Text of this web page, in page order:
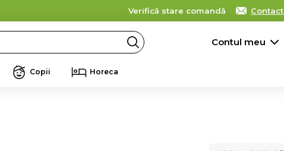
Verifică stare comandă Contact
Contul meu
Copii Horeca